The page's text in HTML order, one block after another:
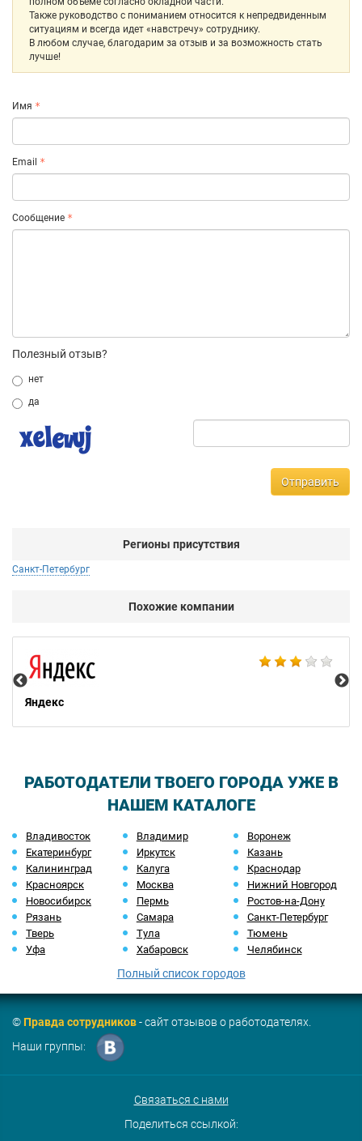
Также руководство с пониманием относится к непредвиденным
ситуациям и всегда идет «навстречу» сотруднику.
В любом случае, благодарим за отзыв и за возможность стать
лучше!
Имя
Email
Сообщение
Полезный отзыв?
нет
да
Отправить
Регионы присутствия
Санкт-Петербург
Похожие компании
Яндекс
РАБОТОДАТЕЛИ ТВОЕГО ГОРОДА УЖЕ В
НАШЕМ КАТАЛОГЕ
Владивосток Владимир
Воронеж
Екатеринбург
Иркутск
Казань
Калининград
Калуга
Краснодар
Красноярск
Москва
Нижний Новгород
Новосибирск
Пермь
Ростов-на-Дону
Рязань
Самара
Санкт-Петербург
Тверь
Тула
Тюмень
Уфа
Хабаровск Челябинск
Полный список городов
©Правда сотрудников- сайт отзывов о работодателях.
Наши группы:
Связаться с нами
Поделиться ссылкой: